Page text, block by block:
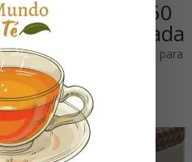
Take a break 50
g: Tapa cuadrada
Necesitas estar registrado para
ver los precios